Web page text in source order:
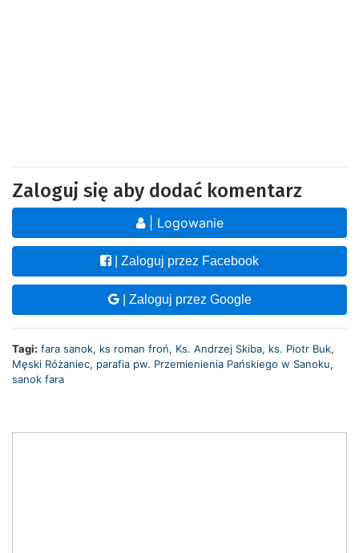
Zaloguj się aby dodać komentarz
| Logowanie
| Zaloguj przez Facebook
| Zaloguj przez Google
Tagi: fara sanok, ks roman froń, Ks. Andrzej Skiba, ks. Piotr Buk,
Męski Różaniec, parafia pw. Przemienienia Pańskiego w Sanoku,
sanok fara